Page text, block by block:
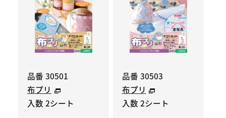
品番 30501
布プリ
入数 2シート
品番 30503
布プリ
入数 2シート